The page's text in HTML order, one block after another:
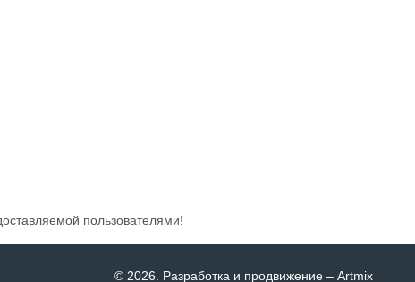
пользователями!
© 2026 . Разработка и продвижение – Artmix